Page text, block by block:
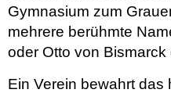
Gymnasium zum
mehrere berühmte
oder Otto von
Ein Verein bewahrt